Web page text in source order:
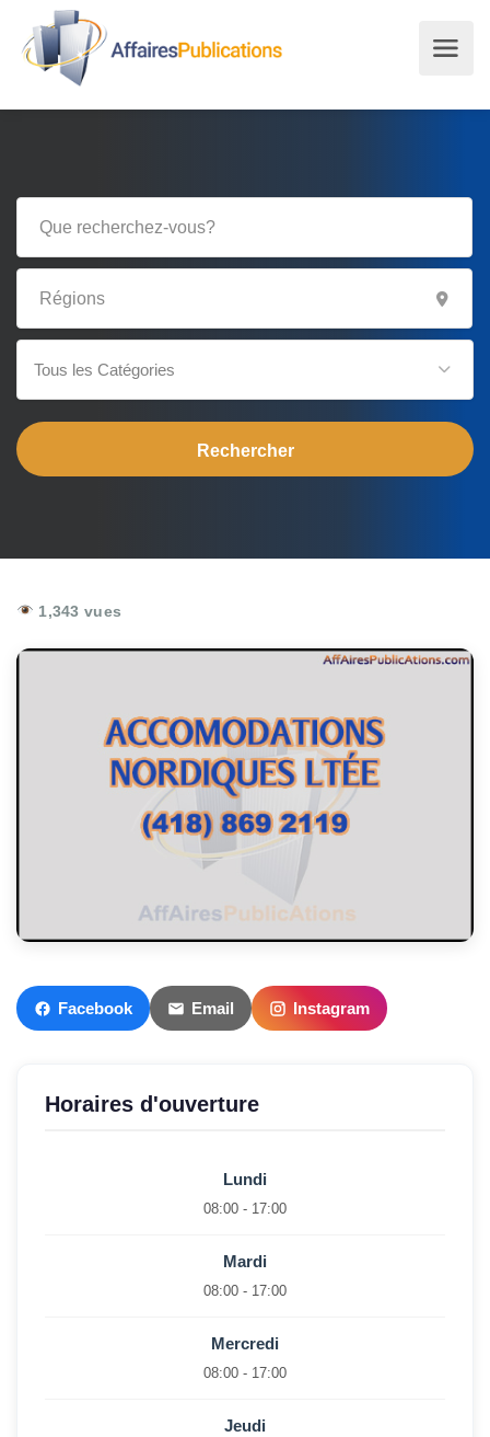
Tous les Catégories
1,343 vues
Facebook Email Instagram
Horaires d'ouverture
Lundi
08:00 - 17:00
Mardi
08:00 - 17:00
Mercredi
08:00 - 17:00
Jeudi